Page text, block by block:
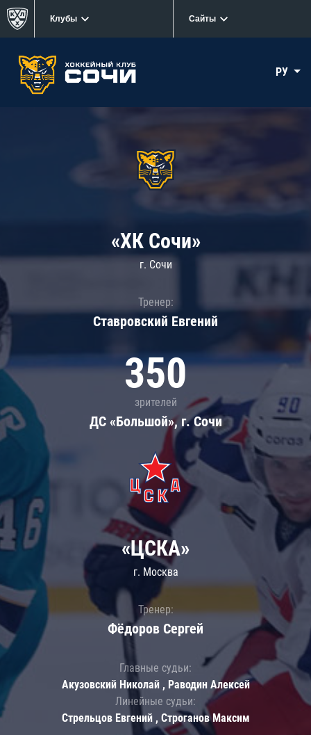
Клубы Сайты
РУ
«ХК Сочи»
г. Сочи
Тренер:
Ставровский Евгений
350
зрителей
ДС «Большой», г. Сочи
«ЦСКА»
г. Москва
Тренер:
Фёдоров Сергей
Главные судьи:
Акузовский Николай , Раводин Алексей
Линейные судьи:
Стрельцов Евгений , Строганов Максим